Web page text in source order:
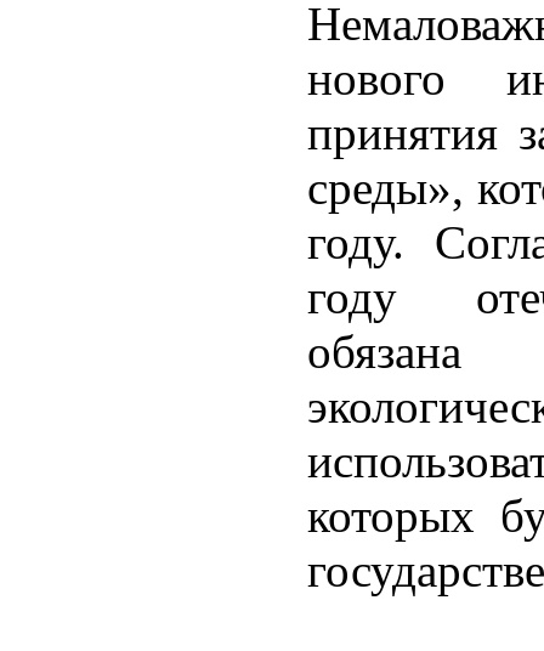
нового
принятия
среды»,
году.
году
обязана
которых